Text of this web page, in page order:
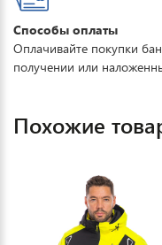
Способы оплаты
Оплачивайте покупки
получении или
Похожие